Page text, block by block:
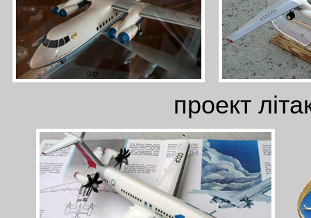
проект